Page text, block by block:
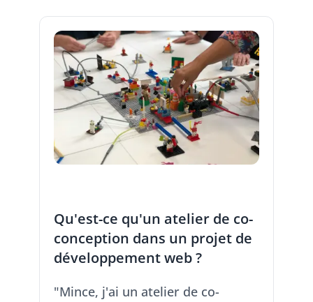
Qu'est-ce qu'un atelier de co-
conception dans un projet de
développement web ?
"Mince, j'ai un atelier de co-